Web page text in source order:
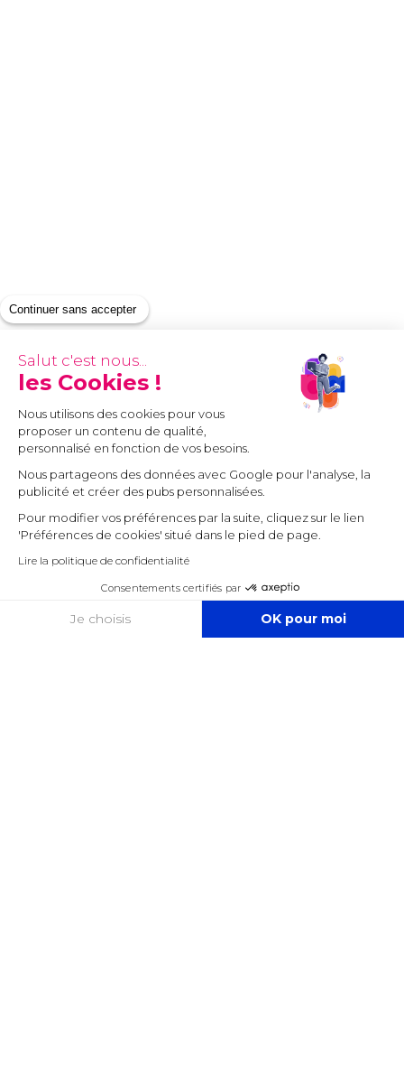
Continuer sans accepter
Salut c'est nous...
les Cookies !
Nous utilisons des cookies pour vous
proposer un contenu de qualité,
personnalisé en fonction de vos besoins.
Nous partageons des données avec Google pour l'analyse, la
publicité et créer des pubs personnalisées.
Pour modifier vos préférences par la suite, cliquez sur le lien
'Préférences de cookies' situé dans le pied de page.
Lire la politique de confidentialité
Consentements certifiés par
Je choisis OK pour moi
COOKIES